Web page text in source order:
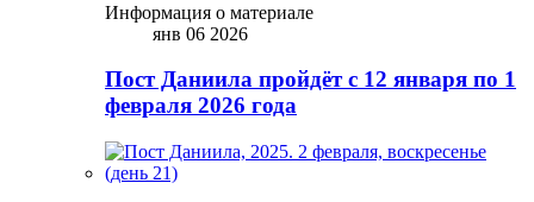
Информация о материале
янв 06 2026
Пост Даниила пройдёт с 12 января по 1
февраля 2026 года